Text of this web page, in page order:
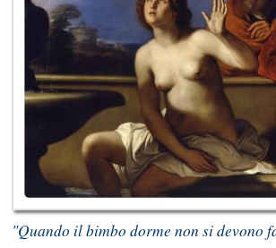
"Quando il bimbo dorme non si devono